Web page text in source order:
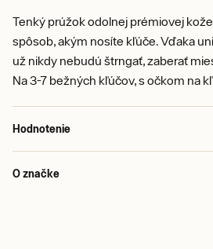
Tenký prúžok odolnej prémiovej
spôsob, akým nosíte kľúče. Vďaka
už nikdy nebudú štrngať, zaberať
Na 3-7 bežných kľúčov, s očkom na
Hodnotenie
O značke